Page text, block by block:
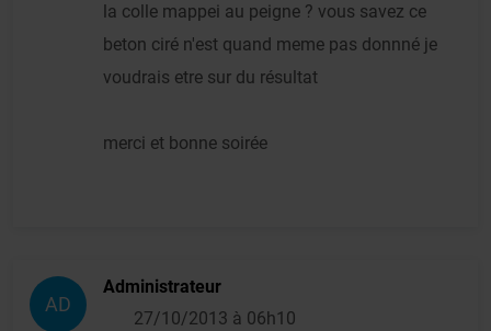
la colle mappei au peigne ? vous savez ce
beton ciré n'est quand meme pas donnné je
voudrais etre sur du résultat
merci et bonne soirée
AD
Administrateur
27/10/2013 à 06h10